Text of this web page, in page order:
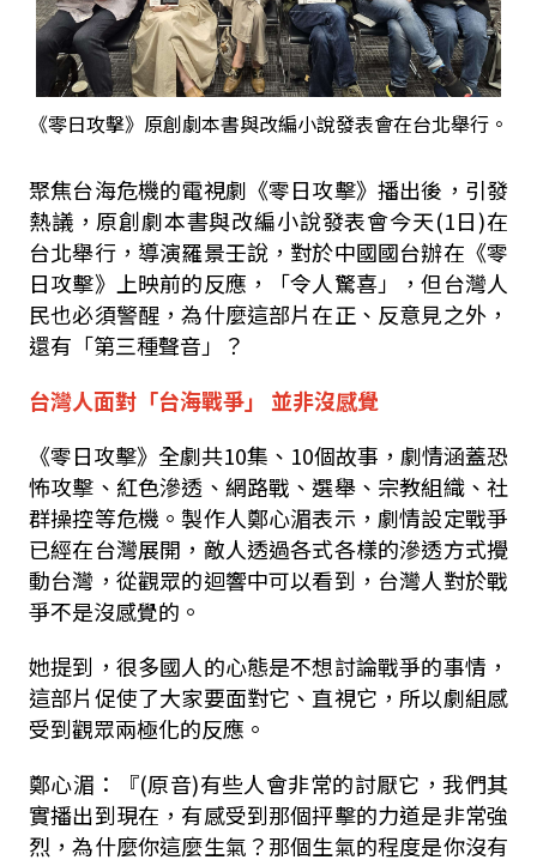
《零日攻擊》原創劇本書與改編小說發表會在台北舉行。
聚焦台海危機的電視劇《零日攻擊》播出後，引發
熱議，原創劇本書與改編小說發表會今天(1日)在
台北舉行，導演羅景壬說，對於中國國台辦在《零
日攻擊》上映前的反應，「令人驚喜」，但台灣人
民也必須警醒，為什麼這部片在正、反意見之外，
還有「第三種聲音」？
台灣人面對「台海戰爭」 並非沒感覺
《零日攻擊》全劇共10集、 10個故事，劇情涵蓋恐
怖攻擊、紅色滲透、網路戰、選舉、宗教組織、社
群操控等危機。製作人鄭心湄表示，劇情設定戰爭
已經在台灣展開，敵人透過各式各樣的滲透方式攪
動台灣，從觀眾的迴響中可以看到，台灣人對於戰
爭不是沒感覺的。
她提到，很多國人的心態是不想討論戰爭的事情，
這部片促使了大家要面對它、直視它，所以劇組感
受到觀眾兩極化的反應。
鄭心湄：『(原音)有些人會非常的討厭它，我們其
實播出到現在，有感受到那個抨擊的力道是非常強
烈，為什麼你這麼生氣？那個生氣的程度是你沒有